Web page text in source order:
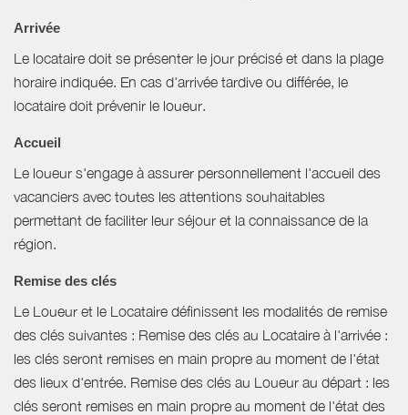
Arrivée
Le locataire doit se présenter le jour précisé et dans la plage
horaire indiquée. En cas d'arrivée tardive ou différée, le
locataire doit prévenir le loueur.
Accueil
Le loueur s'engage à assurer personnellement l'accueil des
vacanciers avec toutes les attentions souhaitables
permettant de faciliter leur séjour et la connaissance de la
région.
Remise des clés
Le Loueur et le Locataire définissent les modalités de remise
des clés suivantes : Remise des clés au Locataire à l'arrivée :
les clés seront remises en main propre au moment de l'état
des lieux d'entrée. Remise des clés au Loueur au départ : les
clés seront remises en main propre au moment de l'état des